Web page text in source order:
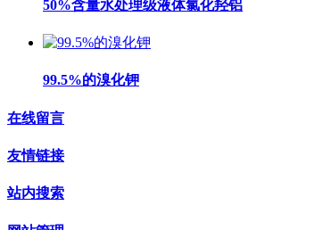
50%含量水处理级液体氯化羟铝
99.5%的溴化钾
在线留言
友情链接
站内搜索